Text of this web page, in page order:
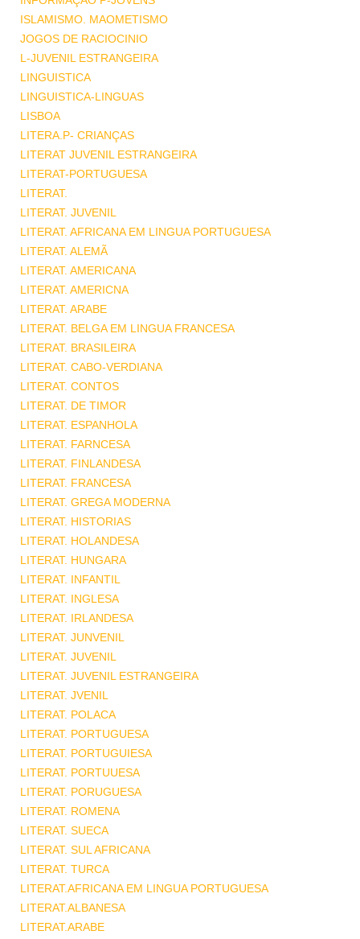
ISLAMISMO. MAOMETISMO
JOGOS DE RACIOCINIO
L-JUVENIL ESTRANGEIRA
LINGUISTICA
LINGUISTICA-LINGUAS
LISBOA
LITERA.P- CRIANÇAS
LITERAT JUVENIL ESTRANGEIRA
LITERAT-PORTUGUESA
LITERAT.
LITERAT. JUVENIL
LITERAT. AFRICANA EM LINGUA PORTUGUESA
LITERAT. ALEMÃ
LITERAT. AMERICANA
LITERAT. AMERICNA
LITERAT. ARABE
LITERAT. BELGA EM LINGUA FRANCESA
LITERAT. BRASILEIRA
LITERAT. CABO-VERDIANA
LITERAT. CONTOS
LITERAT. DE TIMOR
LITERAT. ESPANHOLA
LITERAT. FARNCESA
LITERAT. FINLANDESA
LITERAT. FRANCESA
LITERAT. GREGA MODERNA
LITERAT. HISTORIAS
LITERAT. HOLANDESA
LITERAT. HUNGARA
LITERAT. INFANTIL
LITERAT. INGLESA
LITERAT. IRLANDESA
LITERAT. JUNVENIL
LITERAT. JUVENIL
LITERAT. JUVENIL ESTRANGEIRA
LITERAT. JVENIL
LITERAT. POLACA
LITERAT. PORTUGUESA
LITERAT. PORTUGUIESA
LITERAT. PORTUUESA
LITERAT. PORUGUESA
LITERAT. ROMENA
LITERAT. SUECA
LITERAT. SUL AFRICANA
LITERAT. TURCA
LITERAT.AFRICANA EM LINGUA PORTUGUESA
LITERAT.ALBANESA
LITERAT.ARABE